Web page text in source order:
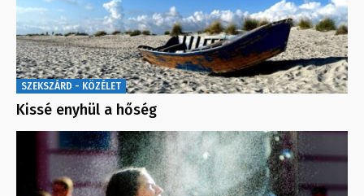
SZEKSZÁRD - KÖZÉLET
Kissé enyhül a hőség